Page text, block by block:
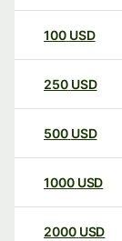
100 USD
250 USD
500 USD
1000 USD
2000 USD